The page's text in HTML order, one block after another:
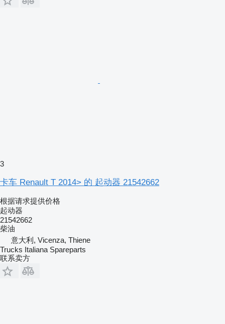
3
卡车 Renault T 2014> 的 起动器 21542662
根据请求提供价格
起动器
21542662
柴油
意大利, Vicenza, Thiene
Trucks Italiana Spareparts
联系卖方